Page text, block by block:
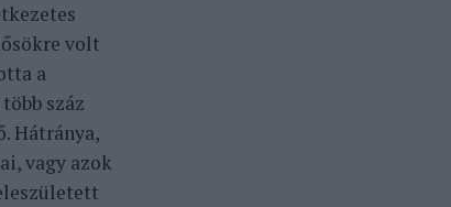
volt
a
száz
Hátránya,
vagy azok